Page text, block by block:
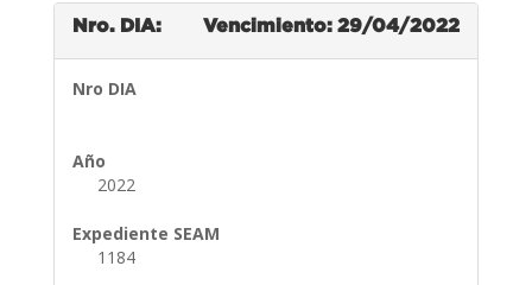
Nro. DIA: Vencimiento: 29/04/2022
Nro DIA
Año
2022
Expediente SEAM
1184